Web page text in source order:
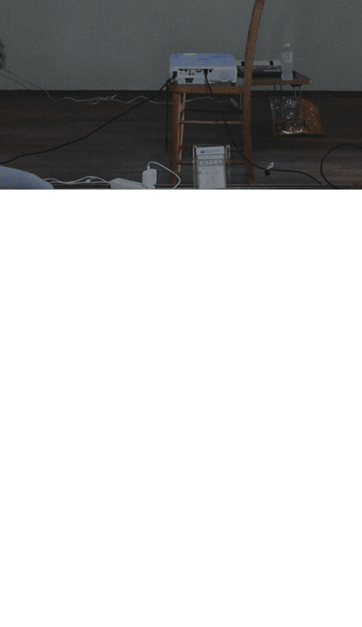
​プライバシーポリシー
© 2026 株式会社HONE